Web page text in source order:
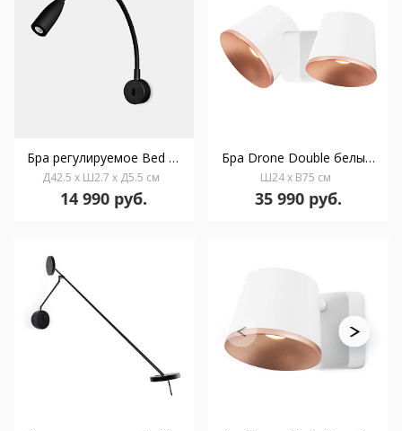
Бра регулируемое Bed Round черный
Д42.5 x Ш2.7 x Д5.5 см
14 990 руб.
Бра Drone Double белый/медный
Ш24 x В75 см
35 990 руб.